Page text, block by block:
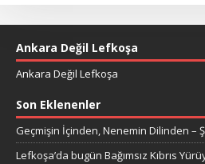
Ankara Değil Lefkoşa
Ankara Değil Lefkoşa
Son Eklenenler
Geçmişin İçinden, Nenemin Dilinden –
Lefkoşa’da bugün Bağımsız Kıbrıs